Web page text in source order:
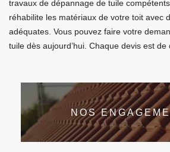
travaux de dépannage de tuile
réhabilite les matériaux de votre toit avec
adéquates. Vous pouvez faire votre
tuile dès aujourd’hui. Chaque devis est de
NOS